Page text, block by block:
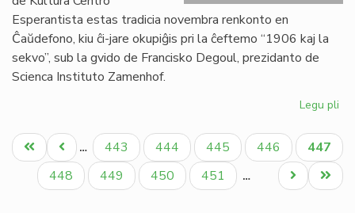
Esperantista estas tradicia novembra renkonto en
Ĉaŭdefono, kiu ĉi-jare okupiĝis pri la ĉeftemo “1906 kaj la
sekvo”, sub la gvido de Francisko Degoul, prezidanto de
Scienca Instituto Zamenhof.
Legu pli
kaj
la
Pagination
Unua
paĝo
Antaŭa
paĝo
… Paĝo
443 Paĝo
444 Paĝo
445 Paĝo
446
Aktuala
paĝo
447
Paĝo
448 Paĝo
449 Paĝo
450 Paĝo
451 …
Last
page
Next
page